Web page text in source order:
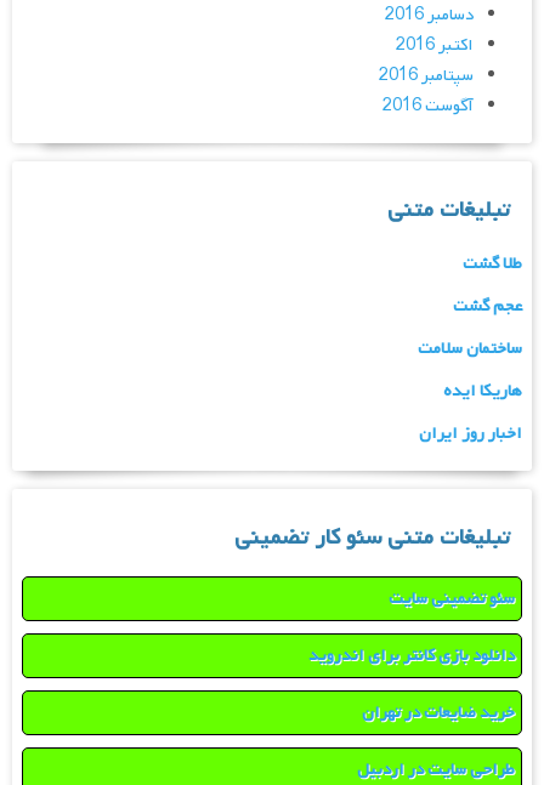
دسامبر 2016
اکتبر 2016
سپتامبر 2016
آگوست 2016
تبلیغات متنی
طلا گشت
عجم گشت
ساختمان سلامت
هاریکا ایده
اخبار روز ایران
تبلیغات متنی سئو کار تضمینی
سئو تضمینی سایت
دانلود بازی کانتر برای اندروید
خرید ضایعات در تهران
طراحی سایت در اردبیل